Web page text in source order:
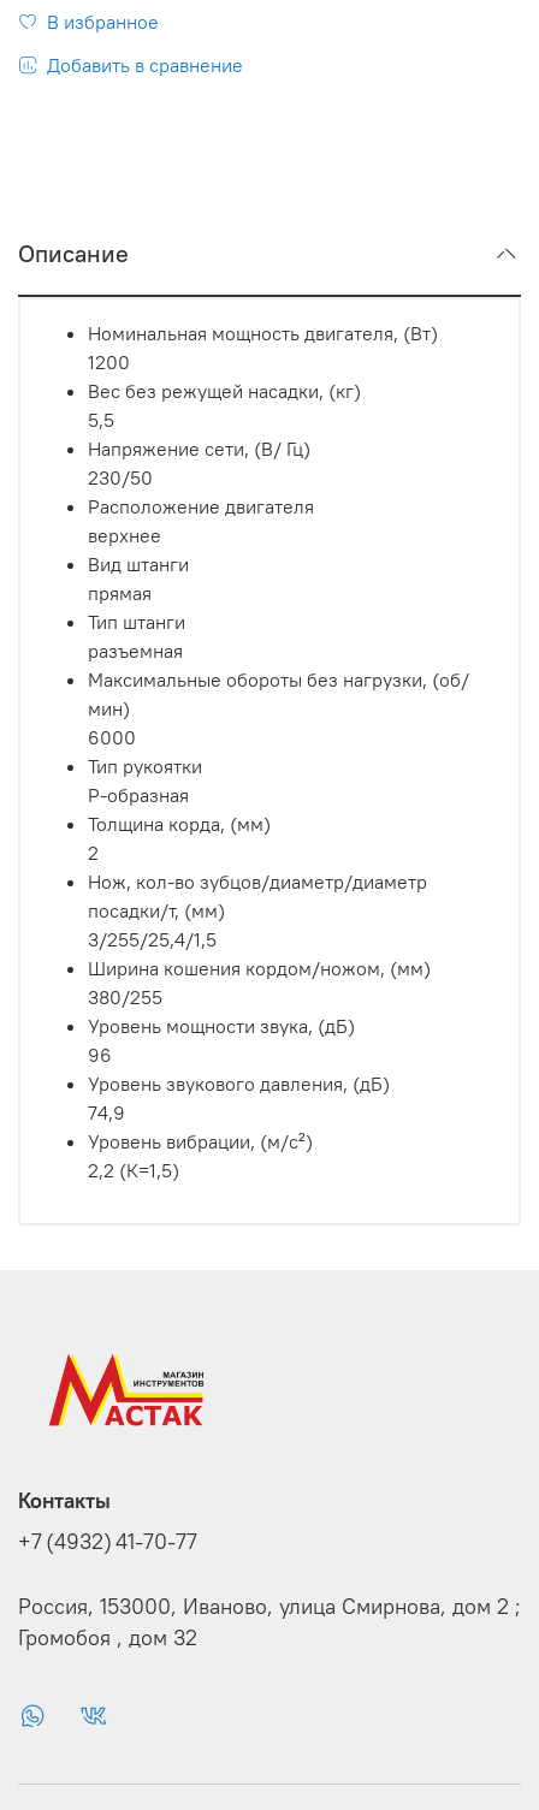
В избранное
Добавить в сравнение
Описание
Номинальная мощность двигателя, (Вт)
1200
Вес без режущей насадки, (кг)
5,5
Напряжение сети, (В/ Гц)
230/50
Расположение двигателя
верхнее
Вид штанги
прямая
Тип штанги
разъемная
Максимальные обороты без нагрузки, (об/
мин)
6000
Тип рукоятки
Р-образная
Толщина корда, (мм)
2
Нож, кол-во зубцов/диаметр/диаметр
посадки/т, (мм)
3/255/25,4/1,5
Ширина кошения кордом/ножом, (мм)
380/255
Уровень мощности звука, (дБ)
96
Уровень звукового давления, (дБ)
74,9
Уровень вибрации, (м/с²)
2,2 (К=1,5)
Контакты
+7 (4932) 41-70-77
Россия, 153000, Иваново, улица Смирнова, дом 2 ;
Громобоя , дом 32